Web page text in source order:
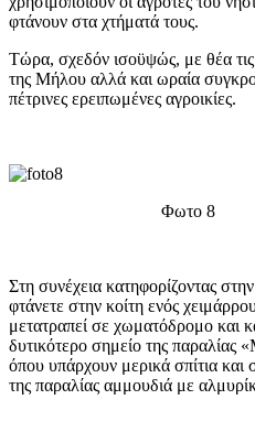
φτάνουν στα χτήματά τους.
Τώρα, σχεδόν ισοϋψώς, με θέα τις
της Μήλου αλλά και ωραία
πέτρινες ερειπωμένες αγροικίες.
Φωτο 8
Στη συνέχεια κατηφορίζοντας
φτάνετε στην κοίτη ενός
μετατραπεί σε χωματόδρομο και
δυτικότερο σημείο της παραλίας
όπου υπάρχουν μερικά σπίτια και
της παραλίας αμμουδιά με